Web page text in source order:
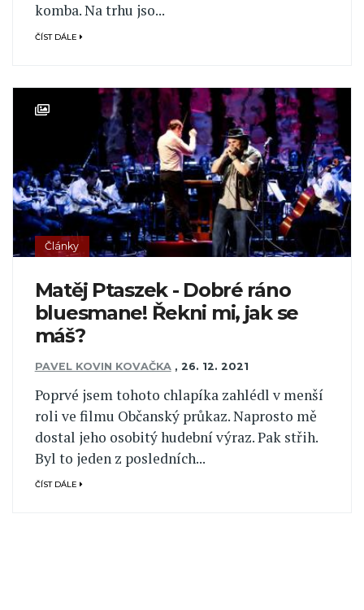
komba. Na trhu jso...
ČÍST DÁLE
Články
Matěj Ptaszek - Dobré ráno
bluesmane! Řekni mi, jak se
máš?
PAVEL KOVIN KOVAČKA , 26. 12. 2021
Poprvé jsem tohoto chlapíka zahlédl v menší
roli ve filmu Občanský průkaz. Naprosto mě
dostal jeho osobitý hudební výraz. Pak střih.
Byl to jeden z posledních...
ČÍST DÁLE